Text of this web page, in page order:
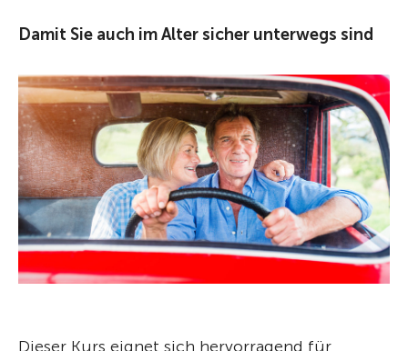
Damit Sie auch im Alter sicher unterwegs sind
Dieser Kurs eignet sich hervorragend für